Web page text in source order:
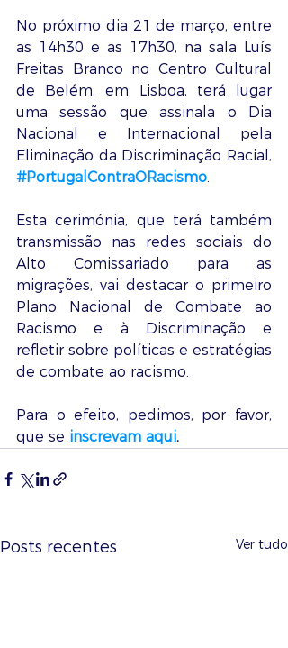
No próximo dia 21 de março, entre
as 14h30 e as 17h30, na sala Luís
Freitas Branco no Centro Cultural
de Belém, em Lisboa, terá lugar
uma sessão que assinala o Dia
Nacional e Internacional pela
#PortugalContraORacismo.
Esta cerimónia, que terá também
transmissão nas redes sociais do
Alto Comissariado para as
migrações, vai destacar o primeiro
Plano Nacional de Combate ao
Racismo e à Discriminação e
refletir sobre políticas e estratégias
de combate ao racismo.
Para o efeito, pedimos, por favor,
que se inscrevam aqui.
Posts recentes Ver tudo